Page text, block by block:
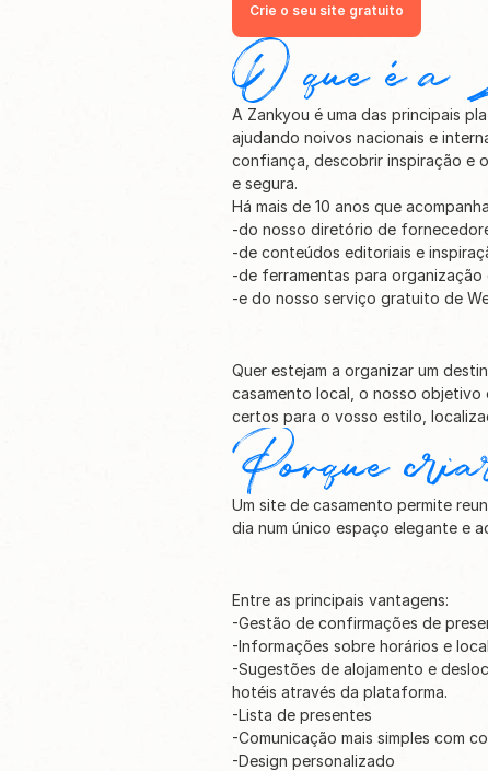
Crie o seu site gratuito
O que é a
A Zankyou é uma das principais
ajudando noivos nacionais e
confiança, descobrir inspiração e
e segura.
Há mais de 10 anos que
-do nosso diretório de
-de conteúdos editoriais e
-de ferramentas para organização
-e do nosso serviço gratuito de
Quer estejam a organizar um
casamento local, o nosso
certos para o vosso estilo,
Porque
Um site de casamento permite
dia num único espaço elegante e
Entre as principais vantagens:
-Gestão de confirmações de
-Informações sobre horários e
-Sugestões de alojamento e
hotéis através da plataforma.
-Lista de presentes
-Comunicação mais simples com
-Design personalizado